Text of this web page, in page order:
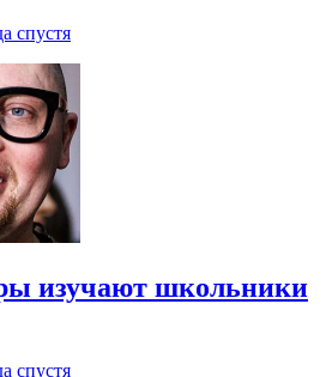
спустя
изучают школьники
спустя